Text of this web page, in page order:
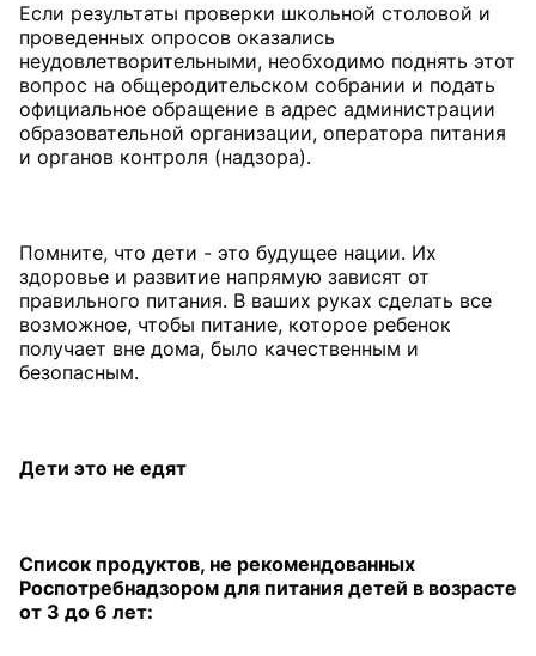
Если результаты проверки школьной столовой и
проведенных опросов оказались
неудовлетворительными, необходимо поднять этот
вопрос на общеродительском собрании и подать
официальное обращение в адрес администрации
образовательной организации, оператора питания
и органов контроля (надзора).
Помните, что дети - это будущее нации. Их
здоровье и развитие напрямую зависят от
правильного питания. В ваших руках сделать все
возможное, чтобы питание, которое ребенок
получает вне дома, было качественным и
безопасным.
Дети это не едят
Список продуктов, не рекомендованных
Роспотребнадзором для питания детей в возрасте
от 3 до 6 лет: